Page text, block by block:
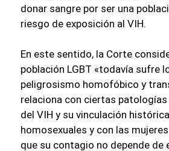
donar sangre por ser una
riesgo de exposición al VIH.
En este sentido, la Corte
población LGBT «todavía sufre
peligrosismo homofóbico y
relaciona con ciertas
del VIH y su vinculación
homosexuales y con las
que su contagio no depende de